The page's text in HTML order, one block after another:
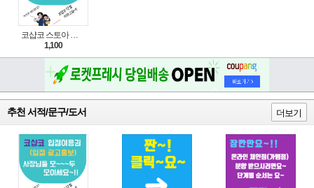
1,100
추천 서적/문구/도서 더보기